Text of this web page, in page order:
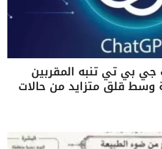
بي تي تنبه المقربين
وسط قلق متزايد من حالات